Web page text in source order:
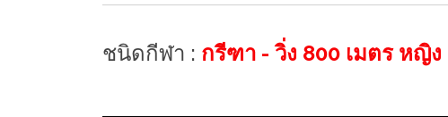
ชนิดกีฬา : กรีฑา - วิ่ง 800 เมตร หญิง